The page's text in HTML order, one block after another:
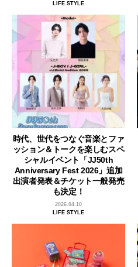
LIFE STYLE
時代、世代をつなぐ音楽とファ
ッション＆トークを楽しむスペ
シャルイベント「JJ50th
Anniversary Fest 2026」追加
出演者発表＆チケット一般発売
も決定！
2026.04.10
LIFE STYLE